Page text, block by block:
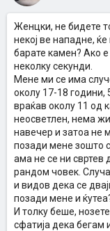
Женцки, не бидете
некој ве нападне,
барате камен? Ако
неколку секунди.
Мене ми се има
околу 17-18
враќав околу 11 од
неосветлен, нема
навечер и затоа не
позади мене зошто
ама не се ни свртев
рандом човек.
и видов дека се
позади мене и
И толку беше,
сфатија дека бегам